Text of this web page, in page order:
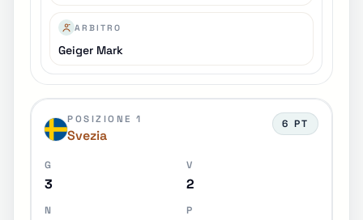
ARBITRO
Geiger Mark
POSIZIONE 1
Svezia
6 PT
G
3
V
2
N P